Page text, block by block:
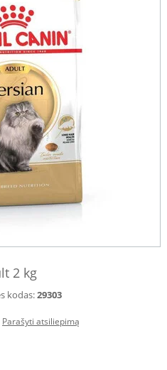
2 kg
kodas:29303
Parašyti atsiliepimą